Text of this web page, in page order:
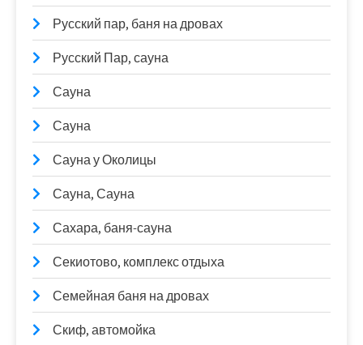
Русский пар, баня на дровах
Русский Пар, сауна
Сауна
Сауна
Сауна у Околицы
Сауна, Сауна
Сахара, баня-сауна
Секиотово, комплекс отдыха
Семейная баня на дровах
Скиф, автомойка